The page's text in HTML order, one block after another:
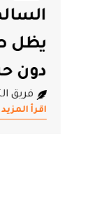
السالمي:
يظل
دون
فريق التحرير
اقرأ المزيد